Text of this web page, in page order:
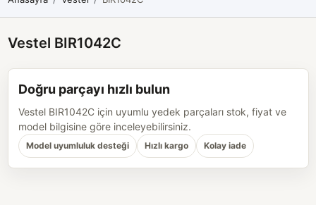
Vestel BIR1042C
Doğru parçayı hızlı bulun
Vestel BIR1042C için uyumlu yedek parçaları stok, fiyat ve
model bilgisine göre inceleyebilirsiniz.
Model uyumluluk desteği Hızlı kargo Kolay iade